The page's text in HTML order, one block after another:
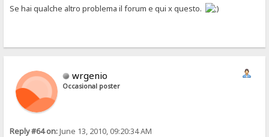
Se hai qualche altro problema il forum e qui x questo.
wrgenio
Occasional poster
Reply #64 on:June 13, 2010, 09:20:34 AM